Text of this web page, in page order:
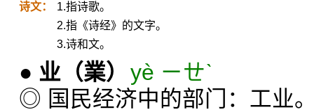
诗文：
1.指诗歌。
2.指《诗经》的文字。
3.诗和文。
● 业 （業） yè ㄧㄝˋ
◎ 国民经济中的部门：工业